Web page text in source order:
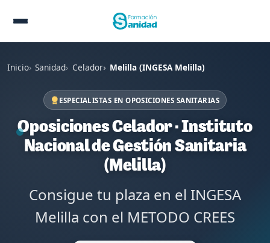
Inicio Sanidad Celador Melilla (INGESA Melilla)
ESPECIALISTAS EN OPOSICIONES SANITARIAS
Oposiciones Celador · Instituto
Nacional de Gestión Sanitaria
(Melilla)
Consigue tu plaza en el INGESA
Melilla con el METODO CREES